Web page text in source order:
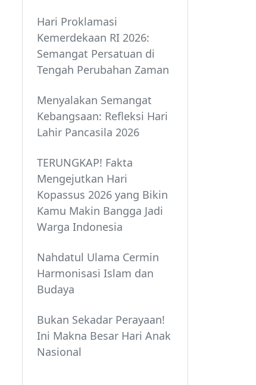
Hari Proklamasi
Kemerdekaan RI 2026:
Semangat Persatuan di
Tengah Perubahan Zaman
Menyalakan Semangat
Kebangsaan: Refleksi Hari
Lahir Pancasila 2026
TERUNGKAP! Fakta
Mengejutkan Hari
Kopassus 2026 yang Bikin
Kamu Makin Bangga Jadi
Warga Indonesia
Nahdatul Ulama Cermin
Harmonisasi Islam dan
Budaya
Bukan Sekadar Perayaan!
Ini Makna Besar Hari Anak
Nasional